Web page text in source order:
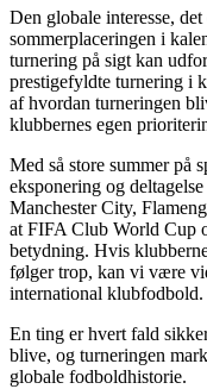
Den globale interesse,
sommerplaceringen i
turnering på sigt kan
prestigefyldte turnering i
af hvordan turneringen
klubbernes egen
Med så store summer på
eksponering og
Manchester City,
at FIFA Club World Cup
betydning. Hvis
følger trop, kan vi være
international klubfodbold.
En ting er hvert fald
blive, og turneringen
globale fodboldhistorie.